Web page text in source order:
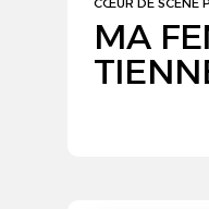
MA